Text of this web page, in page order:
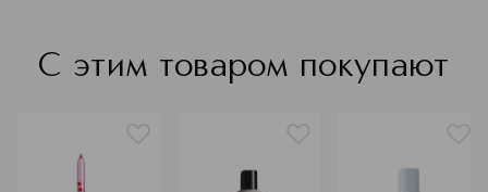
С этим товаром покупают